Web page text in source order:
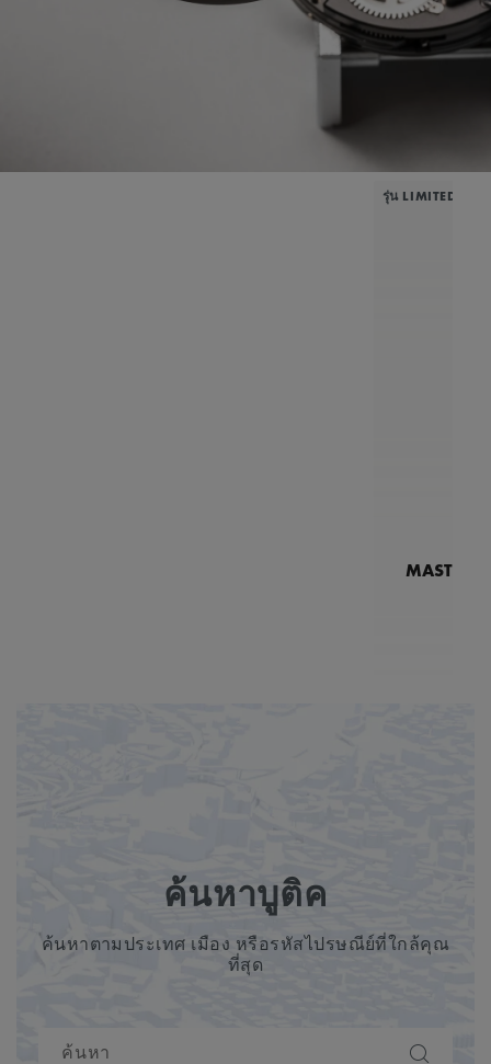
รุ่น LIMITED
ค้นหาบูติค
ค้นหาตามประเทศ เมือง หรือรหัสไปรษณีย์ที่ใกล้คุณ
ที่สุด